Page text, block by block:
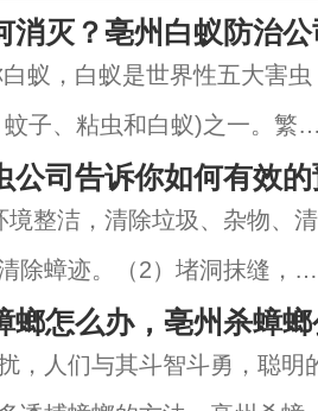
消灭？亳州白蚁防治
蚁，白蚁是世界性五大害虫
子、粘虫和白蚁)之一。繁
其营养物质主要来源于植物
人工合成纤维。白蚁的危害
性、严重性。它的
公司告诉你如何有效
境整洁，清除垃圾、杂物、清
除蟑迹。（2）堵洞抹缝，用
藏匿处的孔洞、缝隙堵嵌填
具缝隙，修缮漏水的水龙头
螂怎么办，亳州杀蟑
，人们与其斗智斗勇，聪明